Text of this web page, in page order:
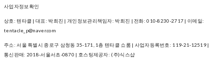
사업자정보확인
상호: 텐타클 | 대표: 박희진 | 개인정보관리책임자: 박희진 | 전화: 010-8230-2717 | 이메일:
tentacle_p@naver.com
주소: 서울 특별시 종로구 삼청동 35-171, 1층 텐타클 쇼룸 | 사업자등록번호: 119-21-12519 |
통신판매: 2018-서울서초-0870 | 호스팅제공자: (주)식스샵